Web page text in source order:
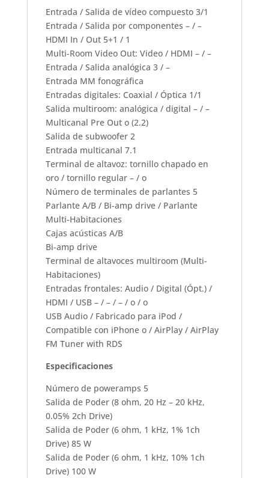
Entrada / Salida de vídeo compuesto 3/1
Entrada / Salida por componentes – / –
HDMI In / Out 5+1 / 1
Multi-Room Video Out: Video / HDMI – / –
Entrada / Salida analógica 3 / –
Entrada MM fonográfica
Entradas digitales: Coaxial / Óptica 1/1
Salida multiroom: analógica / digital – / –
Multicanal Pre Out o (2.2)
Salida de subwoofer 2
Entrada multicanal 7.1
Terminal de altavoz: tornillo chapado en
oro / tornillo regular – / o
Número de terminales de parlantes 5
Parlante A/B / Bi-amp drive / Parlante
Multi-Habitaciones
Cajas acústicas A/B
Bi-amp drive
Terminal de altavoces multiroom (Multi-
Habitaciones)
Entradas frontales: Audio / Digital (Ópt.) /
HDMI / USB – / – / – / o / o
USB Audio / Fabricado para iPod /
Compatible con iPhone o / AirPlay / AirPlay
FM Tuner with RDS
Especificaciones
Número de poweramps 5
Salida de Poder (8 ohm, 20 Hz – 20 kHz,
0.05% 2ch Drive)
Salida de Poder (6 ohm, 1 kHz, 1% 1ch
Drive) 85 W
Salida de Poder (6 ohm, 1 kHz, 10% 1ch
Drive) 100 W